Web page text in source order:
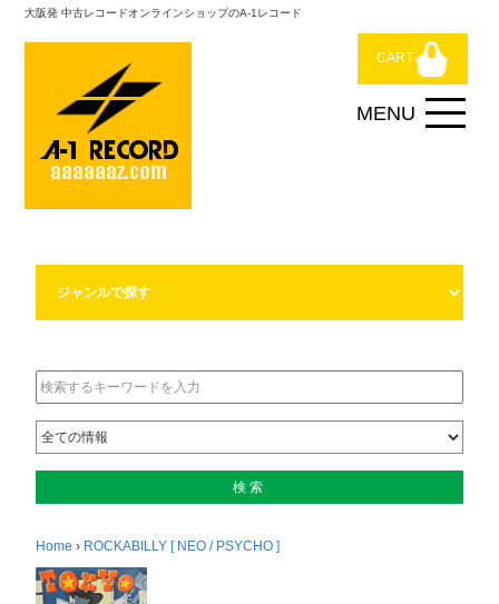
大阪発 中古レコードオンラインショップのA-1レコード
CART
Home › ROCKABILLY [ NEO / PSYCHO ]